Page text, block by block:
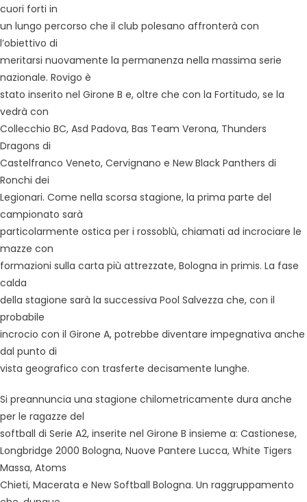
cuori forti in
un lungo percorso che il club polesano affronterà con
l’obiettivo di
meritarsi nuovamente la permanenza nella massima serie
nazionale. Rovigo è
stato inserito nel Girone B e, oltre che con la Fortitudo, se la
vedrà con
Collecchio BC, Asd Padova, Bas Team Verona, Thunders
Dragons di
Castelfranco Veneto, Cervignano e New Black Panthers di
Ronchi dei
Legionari. Come nella scorsa stagione, la prima parte del
campionato sarà
particolarmente ostica per i rossoblù, chiamati ad incrociare le
mazze con
formazioni sulla carta più attrezzate, Bologna in primis. La fase
calda
della stagione sarà la successiva Pool Salvezza che, con il
probabile
incrocio con il Girone A, potrebbe diventare impegnativa anche
dal punto di
vista geografico con trasferte decisamente lunghe.
Si preannuncia una stagione chilometricamente dura anche
per le ragazze del
softball di Serie A2, inserite nel Girone B insieme a: Castionese,
Longbridge 2000 Bologna, Nuove Pantere Lucca, White Tigers
Massa, Atoms
Chieti, Macerata e New Softball Bologna. Un raggruppamento